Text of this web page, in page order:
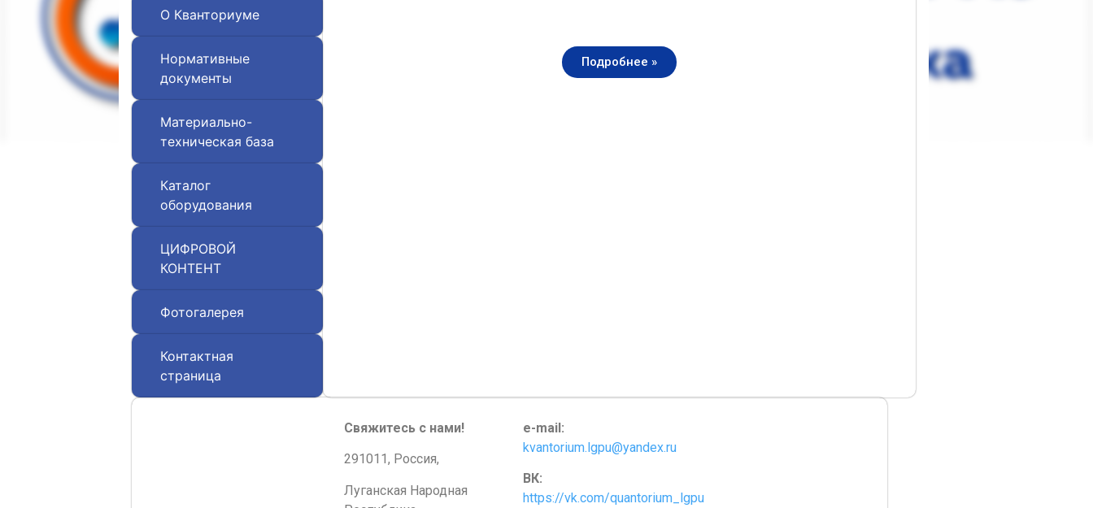
О Кванториуме
Нормативные
документы
Материально-
техническая база
Каталог
оборудования
ЦИФРОВОЙ
КОНТЕНТ
Фотогалерея
Контактная
страница
Подробнее »
Свяжитесь с нами!
291011, Россия,
Луганская Народная
e-mail:
kvantorium.lgpu@yandex.ru
ВК:
https://vk.com/quantorium_lgpu